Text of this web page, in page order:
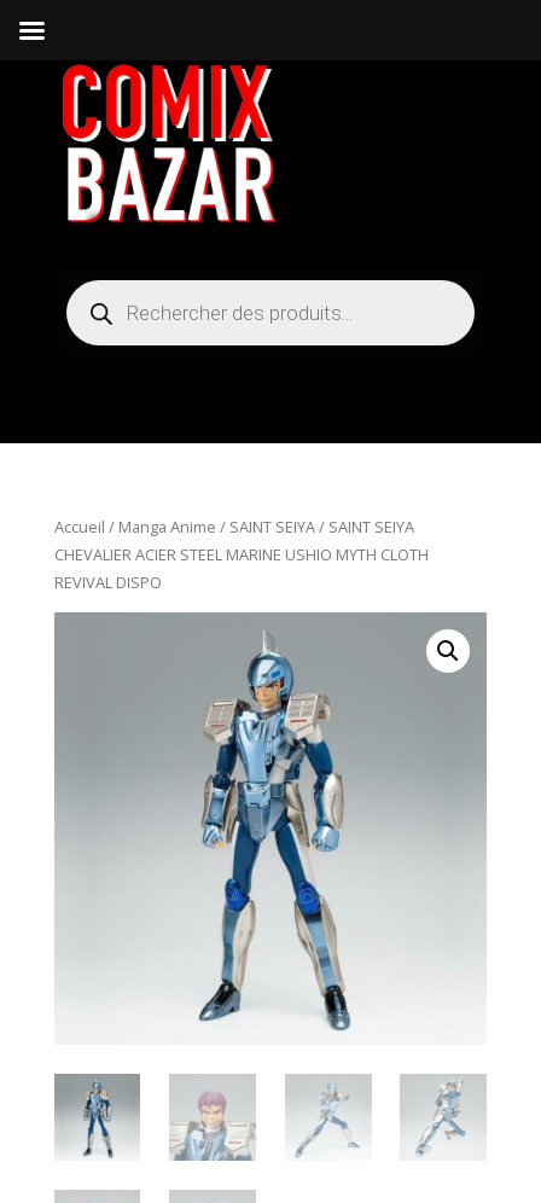
Recherche
de
produits
Accueil / Manga Anime / SAINT SEIYA/ SAINT SEIYA
CHEVALIER ACIER STEEL MARINE USHIO MYTH CLOTH
REVIVAL DISPO